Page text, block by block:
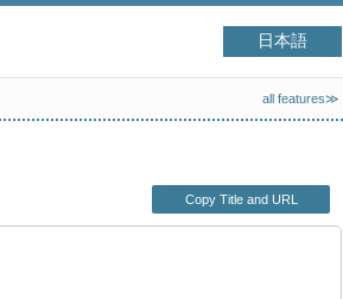
日本語
all features≫
Copy Title and URL